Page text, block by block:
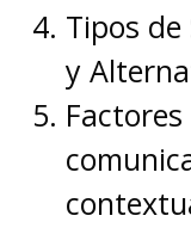
Tipos
y